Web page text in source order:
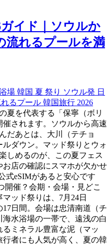
イド｜ソウルか
流れるプールを満
場 韓国 夏 祭り ソウル発 日
るプール 韓国旅行 2026
夏を代表する「保寧（ボリ
されます。ソウルから高速
だあとは、大川（テチョ
ダウン。マッド祭りとウォ
しめるのが、この夏フェス
店の確認にスマホが欠かせ
式eSIMがあると安心です
開催？会期・会場・見どこ
ッド祭りは、7月24日
17日間。会場は忠清南道（チ
水浴場の一帯で、遠浅の白
ミネラル豊富な泥（マッ
行者にも人気が高く、夏の韓